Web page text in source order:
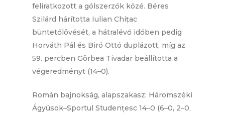
feliratkozott a gólszerzők közé. Béres
Szilárd hárította Iulian Chițac
büntetőlövését, a hátralévő időben pedig
Horváth Pál és Biró Ottó duplázott, míg az
59. percben Görbea Tivadar beállította a
végeredményt (14–0).
Román bajnokság, alapszakasz: Háromszéki
Ágyúsok–Sportul Studențesc 14–0 (6–0, 2–0,